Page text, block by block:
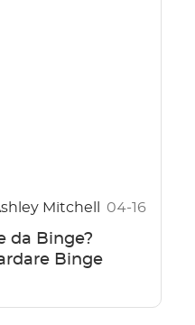
Mitchell 04-16
da Binge?
Binge